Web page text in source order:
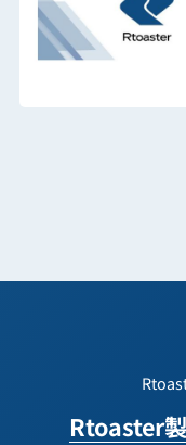
Rtoaster